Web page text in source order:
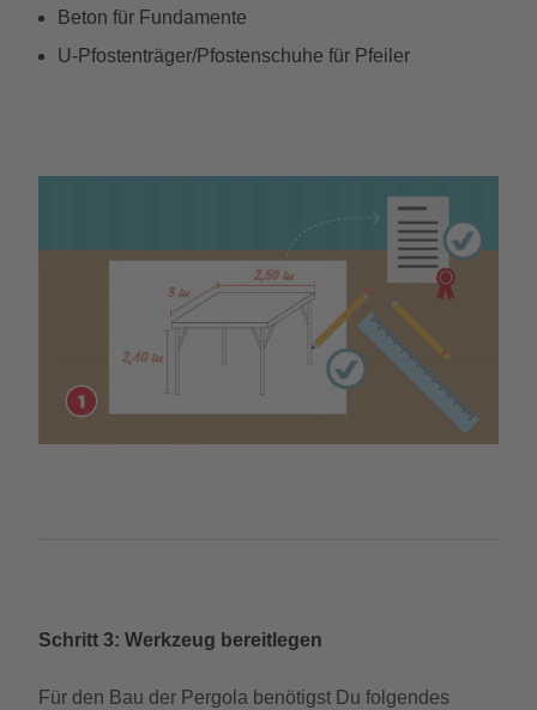
Beton für Fundamente
U-Pfostenträger/Pfostenschuhe für Pfeiler
Schritt 3: Werkzeug bereitlegen
Für den Bau der Pergola benötigst Du folgendes